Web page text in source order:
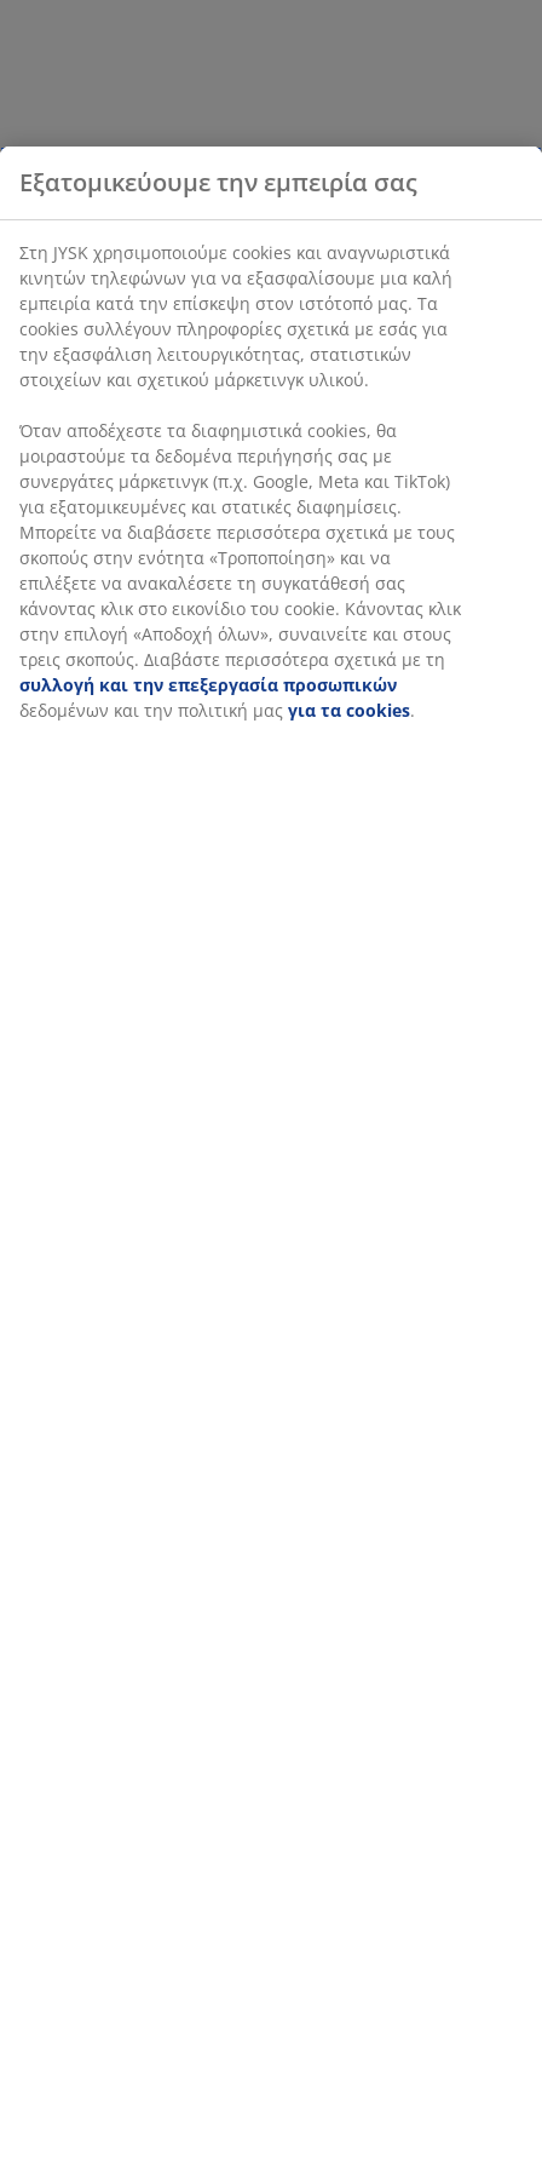
Εξατομικεύουμε την εμπειρία σας
Στη JYSK χρησιμοποιούμε cookies και αναγνωριστικά
κινητών τηλεφώνων για να εξασφαλίσουμε μια καλή
εμπειρία κατά την επίσκεψη στον ιστότοπό μας. Τα
cookies συλλέγουν πληροφορίες σχετικά με εσάς για
την εξασφάλιση λειτουργικότητας, στατιστικών
στοιχείων και σχετικού μάρκετινγκ υλικού.
Όταν αποδέχεστε τα διαφημιστικά cookies, θα
μοιραστούμε τα δεδομένα περιήγησής σας με
συνεργάτες μάρκετινγκ (π.χ. Google, Meta και TikTok)
για εξατομικευμένες και στατικές διαφημίσεις.
Μπορείτε να διαβάσετε περισσότερα σχετικά με τους
σκοπούς στην ενότητα «Τροποποίηση» και να
επιλέξετε να ανακαλέσετε τη συγκατάθεσή σας
κάνοντας κλικ στο εικονίδιο του cookie. Κάνοντας κλικ
στην επιλογή «Αποδοχή όλων», συναινείτε και στους
τρεις σκοπούς. Διαβάστε περισσότερα σχετικά με τη
συλλογή και την επεξεργασία προσωπικών
δεδομένων και την πολιτική μας για τα cookies.